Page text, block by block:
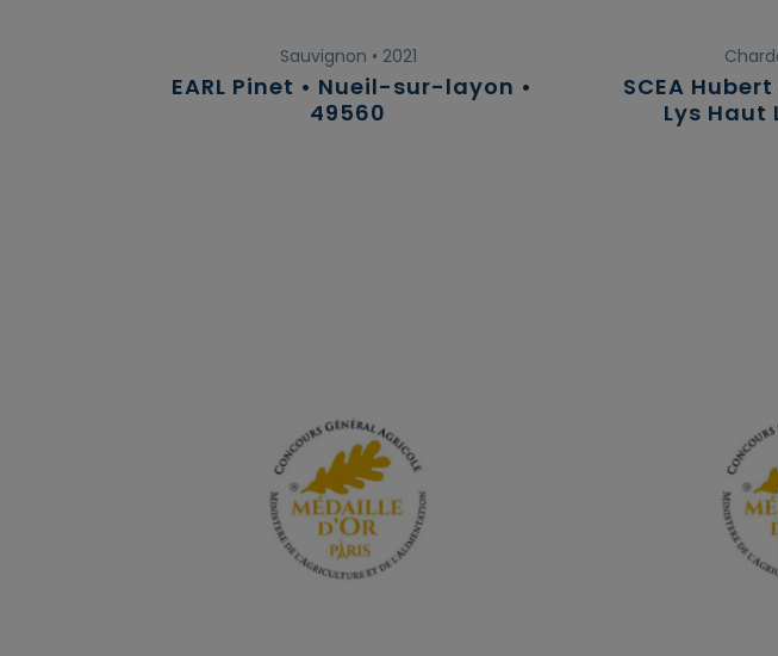
Sauvignon • 2021
EARL Pinet • Nueil-sur-layon •
49560
SCEA
Lys Haut